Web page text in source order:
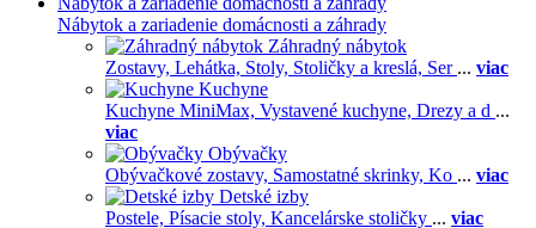
Nábytok a zariadenie domácnosti a záhrady
Záhradný nábytok
Zostavy, Lehátka, Stoly, Stoličky a kreslá, Ser ... viac
Kuchyne
Kuchyne MiniMax, Vystavené kuchyne, Drezy a d ...
viac
Obývačky
Obývačkové zostavy, Samostatné skrinky, Ko ... viac
Detské izby
Postele, Písacie stoly, Kancelárske stoličky ... viac